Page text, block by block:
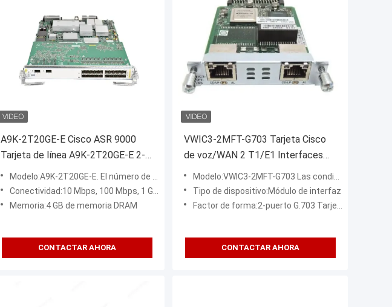
A9K-2T20GE-E Cisco ASR 9000
Tarjeta de línea A9K-2T20GE-E 2-
puerto 10GE 20-puerto GE
Extendido LC Req. XFP y SFP
Modelo:A9K-2T20GE-E. El número de unidades de seguridad de las que se trate.
Conectividad:10 Mbps, 100 Mbps, 1 Gbps y 10 Gbps 802.3 Ethernet
Memoria:4 GB de memoria DRAM
CONTACTAR AHORA
VWIC3-2MFT-G703 Tarjeta Cisco
de voz/WAN 2 T1/E1 Interfaces
para la plataforma de la serie Cisco
ISR 2 1900/2900/3900
Modelo:VWIC3-2MFT-G703 Las condiciones de las pruebas de seguridad de los equipos de seguridad de los equip
Tipo de dispositivo:Módulo de interfaz
Factor de forma:2-puerto G.703 Tarjeta de interfaz de voz/WAN de tronco multiflex
CONTACTAR AHORA